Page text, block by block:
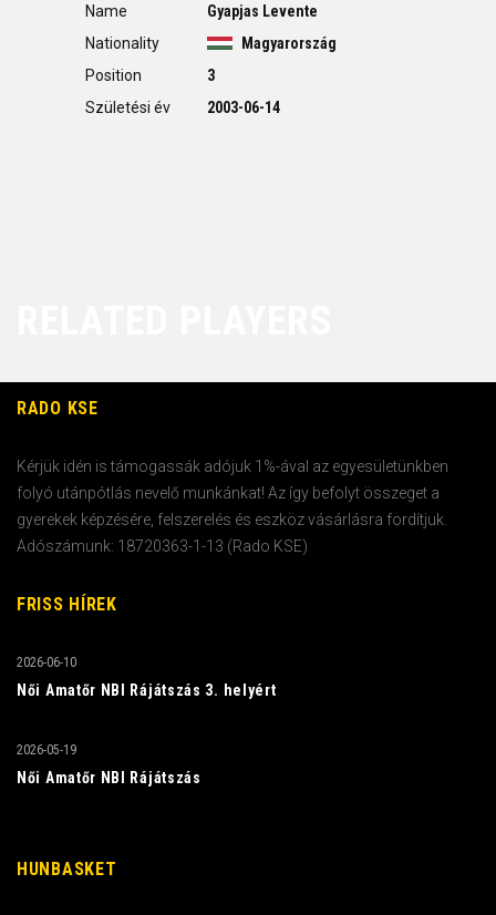
Name
Gyapjas Levente
Nationality
Magyarország
Position
3
Születési év
2003-06-14
RADO KSE
Kérjük idén is támogassák adójuk 1%-ával az egyesületünkben
folyó utánpótlás nevelő munkánkat! Az így befolyt összeget a
gyerekek képzésére, felszerelés és eszköz vásárlásra fordítjuk.
Adószámunk: 18720363-1-13 (Rado KSE)
FRISS HÍREK
Női Amatőr NBI Rájátszás 3. helyért
2026-06-10
Női Amatőr NBI Rájátszás
2026-05-19
HUNBASKET